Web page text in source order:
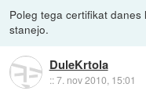
Poleg tega certifikat
stanejo.
DuleKrtola
::7. nov 2010, 15:01